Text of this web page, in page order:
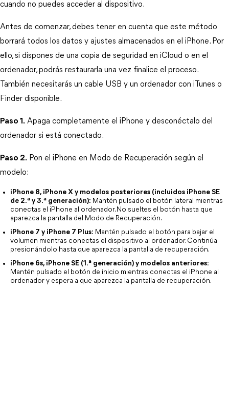
cuando no puedes acceder al dispositivo.
Antes de comenzar, debes tener en cuenta que este método
borrará todos los datos y ajustes almacenados en el iPhone. Por
ello, si dispones de una copia de seguridad en iCloud o en el
ordenador, podrás restaurarla una vez finalice el proceso.
También necesitarás un cable USB y un ordenador con iTunes o
Finder disponible.
Paso 1. Apaga completamente el iPhone y desconéctalo del
ordenador si está conectado.
Paso 2. Pon el iPhone en Modo de Recuperación según el
modelo:
iPhone 8, iPhone X y modelos posteriores (incluidos iPhone SE
de 2.ª y 3.ª generación): Mantén pulsado el botón lateral mientras
conectas el iPhone al ordenador. No sueltes el botón hasta que
aparezca la pantalla del Modo de Recuperación.
iPhone 7 y iPhone 7 Plus: Mantén pulsado el botón para bajar el
volumen mientras conectas el dispositivo al ordenador. Continúa
presionándolo hasta que aparezca la pantalla de recuperación.
iPhone 6s, iPhone SE (1.ª generación) y modelos anteriores:
Mantén pulsado el botón de inicio mientras conectas el iPhone al
ordenador y espera a que aparezca la pantalla de recuperación.